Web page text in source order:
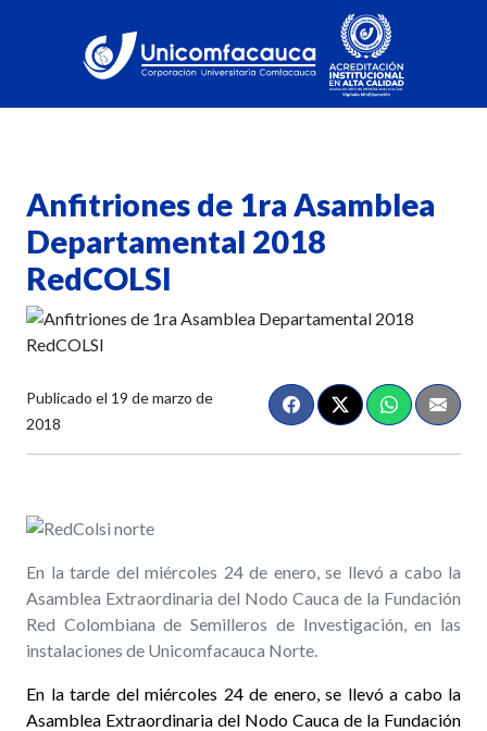
Anfitriones de 1ra Asamblea
Departamental 2018
RedCOLSI
Publicado el 19 de marzo de
2018
En la tarde del miércoles 24 de enero, se llevó a cabo la
Asamblea Extraordinaria del Nodo Cauca de la Fundación
Red Colombiana de Semilleros de Investigación, en las
instalaciones de Unicomfacauca Norte.
En la tarde del miércoles 24 de enero, se llevó a cabo la
Asamblea Extraordinaria del Nodo Cauca de la Fundación